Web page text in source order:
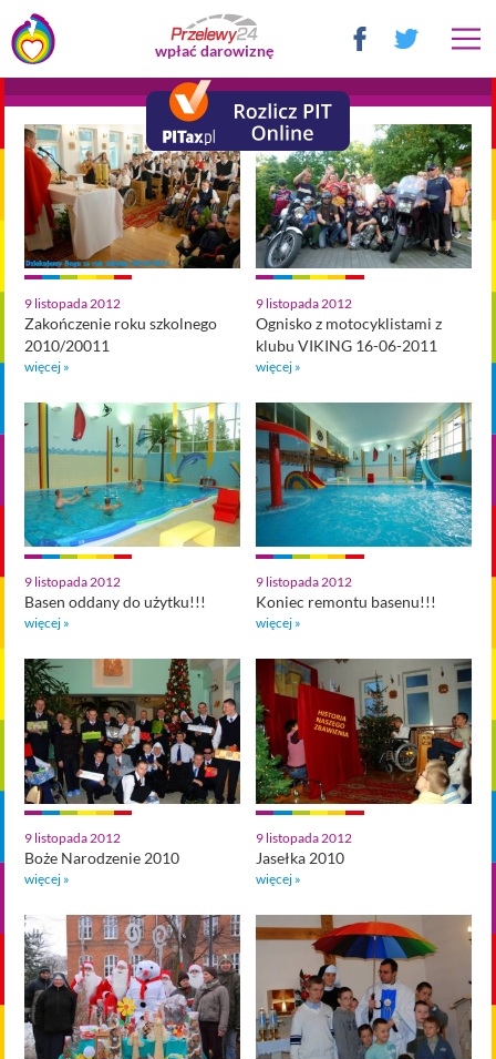
wpłać darowiznę
9 listopada 2012
Zakończenie roku szkolnego
2010/20011
więcej »
9 listopada 2012
Ognisko z motocyklistami z
klubu VIKING 16-06-2011
więcej »
9 listopada 2012
Basen oddany do użytku!!!
więcej »
9 listopada 2012
Koniec remontu basenu!!!
więcej »
9 listopada 2012
Boże Narodzenie 2010
więcej »
9 listopada 2012
Jasełka 2010
więcej »